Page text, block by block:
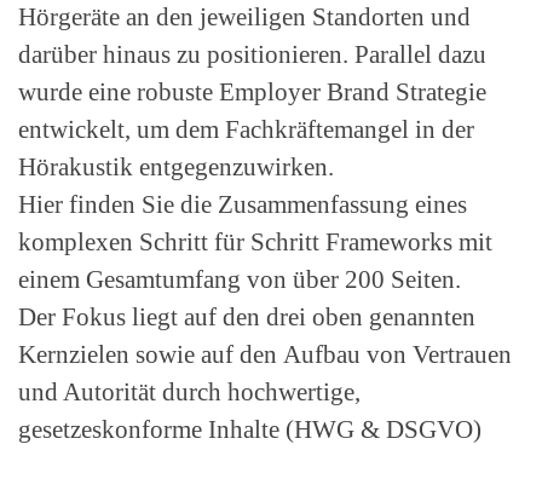
Hörgeräte an den jeweiligen Standorten und
darüber hinaus zu positionieren. Parallel dazu
wurde eine robuste Employer Brand Strategie
entwickelt, um dem Fachkräftemangel in der
Hörakustik entgegenzuwirken.
Hier finden Sie die Zusammenfassung eines
komplexen Schritt für Schritt Frameworks mit
einem Gesamtumfang von über 200 Seiten.
Der Fokus liegt auf den drei oben genannten
Kernzielen sowie auf den Aufbau von Vertrauen
und Autorität durch hochwertige,
gesetzeskonforme Inhalte (HWG & DSGVO)